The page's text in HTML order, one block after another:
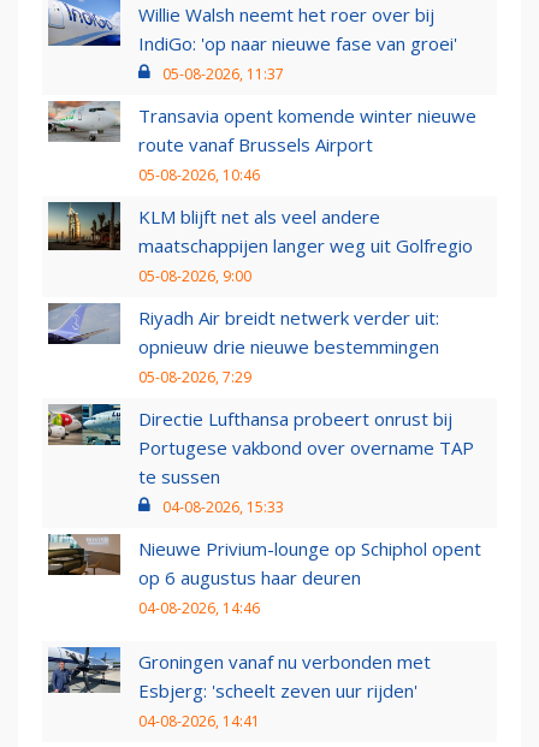
Willie Walsh neemt het roer over bij
IndiGo: 'op naar nieuwe fase van groei'
05-08-2026, 11:37
Transavia opent komende winter nieuwe
route vanaf Brussels Airport
05-08-2026, 10:46
KLM blijft net als veel andere
maatschappijen langer weg uit Golfregio
05-08-2026, 9:00
Riyadh Air breidt netwerk verder uit:
opnieuw drie nieuwe bestemmingen
05-08-2026, 7:29
Directie Lufthansa probeert onrust bij
Portugese vakbond over overname TAP
te sussen
04-08-2026, 15:33
Nieuwe Privium-lounge op Schiphol opent
op 6 augustus haar deuren
04-08-2026, 14:46
Groningen vanaf nu verbonden met
Esbjerg: 'scheelt zeven uur rijden'
04-08-2026, 14:41